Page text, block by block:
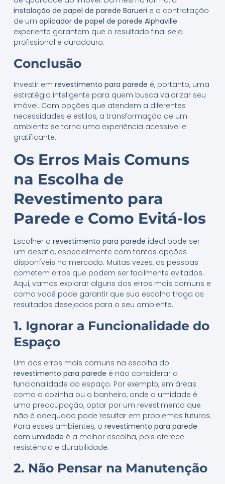
instalação de papel de parede Barueri e a contratação
de um aplicador de papel de parede Alphaville
experiente garantem que o resultado final seja
profissional e duradouro.
Conclusão
Investir em revestimento para parede é, portanto, uma
estratégia inteligente para quem busca valorizar seu
imóvel. Com opções que atendem a diferentes
necessidades e estilos, a transformação de um
ambiente se torna uma experiência acessível e
gratificante.
Os Erros Mais Comuns
na Escolha de
Revestimento para
Parede e Como Evitá-los
Escolher o revestimento para parede ideal pode ser
um desafio, especialmente com tantas opções
disponíveis no mercado. Muitas vezes, as pessoas
cometem erros que podem ser facilmente evitados.
Aqui, vamos explorar alguns dos erros mais comuns e
como você pode garantir que sua escolha traga os
resultados desejados para o seu ambiente.
1. Ignorar a Funcionalidade do
Espaço
Um dos erros mais comuns na escolha do
revestimento para parede é não considerar a
funcionalidade do espaço. Por exemplo, em áreas
como a cozinha ou o banheiro, onde a umidade é
uma preocupação, optar por um revestimento que
não é adequado pode resultar em problemas futuros.
Para esses ambientes, o revestimento para parede
com umidade é a melhor escolha, pois oferece
resistência e durabilidade.
2. Não Pensar na Manutenção